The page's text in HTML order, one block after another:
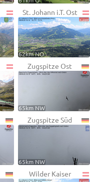
St. Johann i.T. Ost
62km NO
Zugspitze Ost
65km NW
Zugspitze Süd
65km NW
Wilder Kaiser